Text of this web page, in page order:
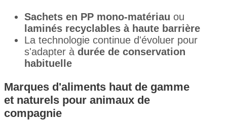
Sachets en PP mono-matériau ou
laminés recyclables à haute barrière
La technologie continue d'évoluer pour
s'adapter à durée de conservation
habituelle
Marques d'aliments haut de gamme
et naturels pour animaux de
compagnie